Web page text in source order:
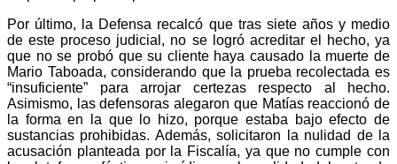
Por último, la Defensa recalcó que tras siete años y medio
de este proceso judicial, no se logró acreditar el hecho, ya
que no se probó que su cliente haya causado la muerte de
Mario Taboada, considerando que la prueba recolectada es
“insuficiente” para arrojar certezas respecto al hecho.
Asimismo, las defensoras alegaron que Matías reaccionó de
la forma en la que lo hizo, porque estaba bajo efecto de
sustancias prohibidas. Además, solicitaron la nulidad de la
acusación planteada por la Fiscalía, ya que no cumple con